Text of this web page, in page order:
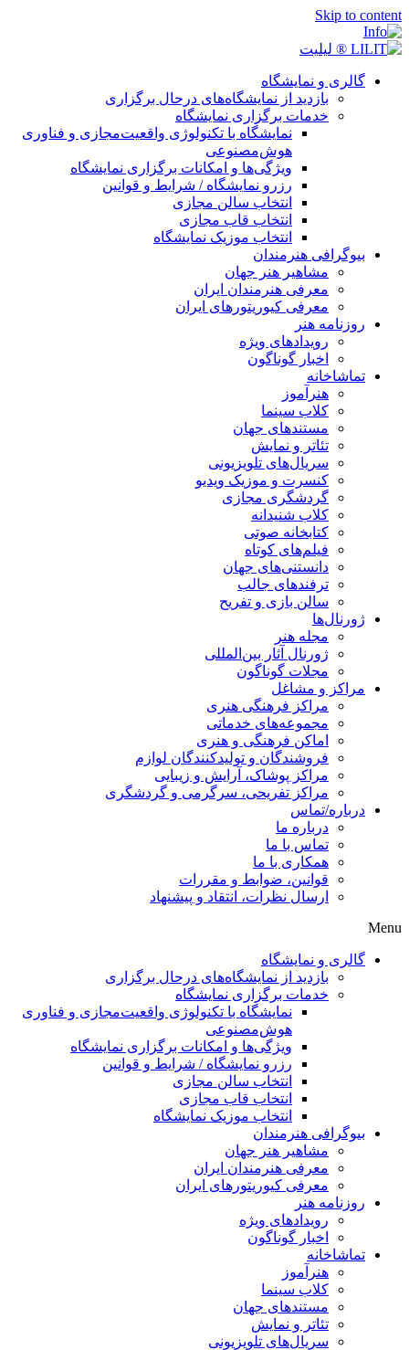
Skip to content
گالری و نمایشگاه
بازدید از نمایشگاه‌های درحال برگزاری
خدمات برگزاری نمایشگاه
نمایشگاه با تکنولوژی واقعیت‌مجازی و فناوری
هوش‌مصنوعی
ویژگی‌ها و امکانات برگزاری نمایشگاه
رزرو نمایشگاه / شرایط و قوانین
انتخاب سالن مجازی
انتخاب قاب مجازی
انتخاب موزیک نمایشگاه
بیوگرافی هنرمندان
مشاهیر هنر جهان
معرفی هنرمندان ایران
معرفی کیوریتورهای ایران
روزنامه هنر
رویدادهای ویژه
اخبار گوناگون
تماشاخانه
هنرآموز
کلاب سینما
مستندهای جهان
تئاتر و نمایش
سریال‌های تلویزیونی
کنسرت و موزیک ویدیو
گردشگری مجازی
کلاب شنیدانه
کتابخانه صوتی
فیلم‌های کوتاه
دانستنی‌های جهان
ترفندهای جالب
سالن بازی و تفریح
ژورنال‌ها
مجله هنر
ژورنال آثار بین‌المللی
مجلات گوناگون
مراکز و مشاغل
مراکز فرهنگی هنری
مجموعه‌های خدماتی
اماکن فرهنگی و هنری
فروشندگان و تولیدکنندگان لوازم
مراکز پوشاک، آرایش و زیبایی
مراکز تفریحی، سرگرمی و گردشگری
درباره/تماس
درباره ما
تماس با ما
همکاری با ما
قوانین، ضوابط و مقررات
ارسال نظرات، انتقاد و پیشنهاد
Menu
گالری و نمایشگاه
بازدید از نمایشگاه‌های درحال برگزاری
خدمات برگزاری نمایشگاه
نمایشگاه با تکنولوژی واقعیت‌مجازی و فناوری
هوش‌مصنوعی
ویژگی‌ها و امکانات برگزاری نمایشگاه
رزرو نمایشگاه / شرایط و قوانین
انتخاب سالن مجازی
انتخاب قاب مجازی
انتخاب موزیک نمایشگاه
بیوگرافی هنرمندان
مشاهیر هنر جهان
معرفی هنرمندان ایران
معرفی کیوریتورهای ایران
روزنامه هنر
رویدادهای ویژه
اخبار گوناگون
تماشاخانه
هنرآموز
کلاب سینما
مستندهای جهان
تئاتر و نمایش
سریال‌های تلویزیونی